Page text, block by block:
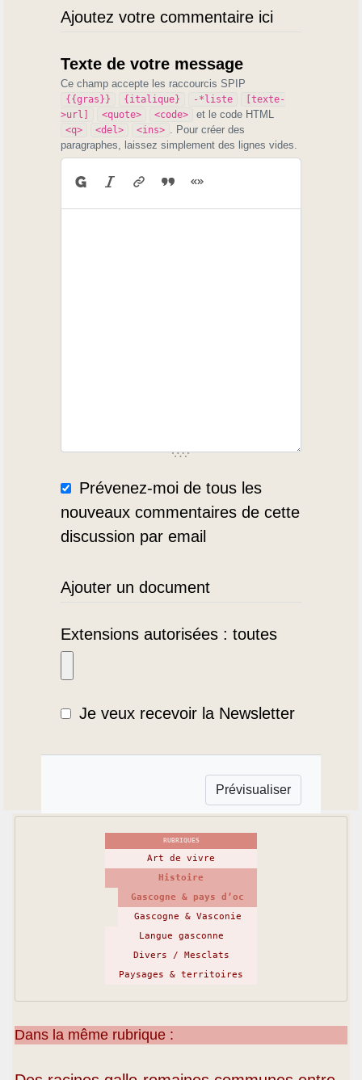
Ajoutez votre commentaire ici
Texte de votre message
Ce champ accepte les raccourcis SPIP
{{gras}} {italique} -*liste
[texte-
>url]
<quote> <code> et le code HTML
<q> <del> <ins>
. Pour créer des
paragraphes, laissez simplement des lignes vides.
Prévenez-moi de tous les
nouveaux commentaires de cette
discussion par email
Ajouter un document
Extensions autorisées : toutes
Je veux recevoir la Newsletter
RUBRIQUES
Art de vivre
Histoire
Gascogne & pays d’oc
Gascogne & Vasconie
Langue gasconne
Divers / Mesclats
Paysages & territoires
Dans la même rubrique :